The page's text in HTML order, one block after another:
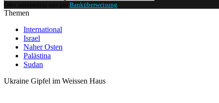
Oder unterstütze uns per Banküberweisung
Themen
International
Israel
Naher Osten
Palästina
Sudan
Ukraine Gipfel im Weissen Haus